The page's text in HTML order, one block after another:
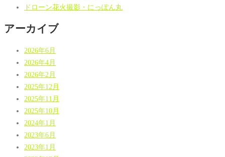
ドローン花火撮影・にっぽん丸
アーカイブ
2026年6月
2026年4月
2026年2月
2025年12月
2025年11月
2025年10月
2024年1月
2023年6月
2023年1月